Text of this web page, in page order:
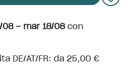
08 – mar 18/08con
DE/AT/FR: da 25,00 €